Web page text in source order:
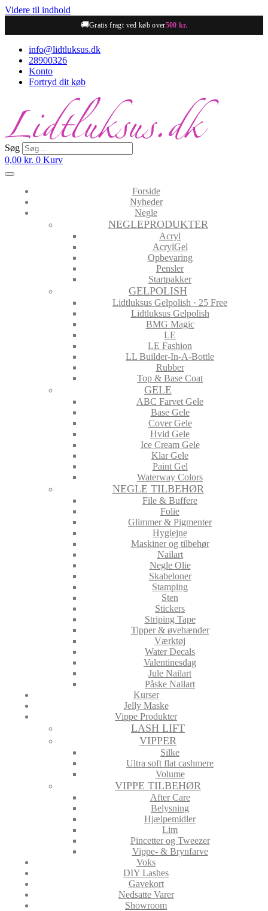
Videre til indhold
🚚Gratis fragt ved køb over500 kr.
info@lidtluksus.dk
28900326
Konto
Fortryd dit køb
Søg
0,00 kr. 0 Kurv
Forside
Nyheder
Negle
NEGLEPRODUKTER
Acryl
AcrylGel
Opbevaring
Pensler
Startpakker
GELPOLISH
Lidtluksus Gelpolish · 25 Free
Lidtluksus Gelpolish
BMG Magic
LE
LE Fashion
LL Builder-In-A-Bottle
Rubber
Top & Base Coat
GELE
ABC Farvet Gele
Base Gele
Cover Gele
Hvid Gele
Ice Cream Gele
Klar Gele
Paint Gel
Waterway Colors
NEGLE TILBEHØR
File & Buffere
Folie
Glimmer & Pigmenter
Hygiejne
Maskiner og tilbehør
Nailart
Negle Olie
Skabeloner
Stamping
Sten
Stickers
Striping Tape
Tipper & øvehænder
Værktøj
Water Decals
Valentinesdag
Jule Nailart
Påske Nailart
Kurser
Jelly Maske
Vippe Produkter
LASH LIFT
VIPPER
Silke
Ultra soft flat cashmere
Volume
VIPPE TILBEHØR
After Care
Belysning
Hjælpemidler
Lim
Pincetter og Tweezer
Vippe- & Brynfarve
Voks
DIY Lashes
Gavekort
Nedsatte Varer
Showroom